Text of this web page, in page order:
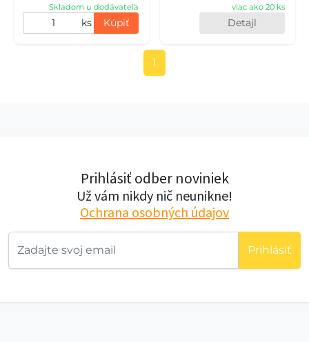
Skladom u dodávateľa
ks Kúpiť
viac ako 20 ks
Detajl
1
Prihlásiť odber noviniek
Už vám nikdy nič neunikne!
Ochrana osobných údajov
Prihlásiť